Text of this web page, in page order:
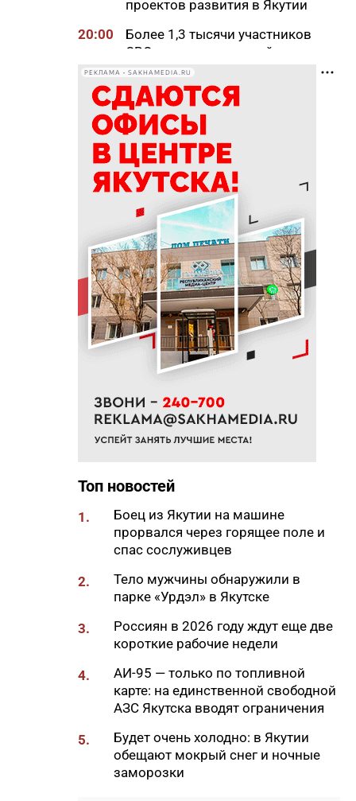
проектов развития в Якутии
20:00
Более 1,3 тысячи участников
СВО и членов их семей
получили земельные участки
в Якутии
19:50
76% якутян заранее
предупреждают работодателя
об увольнении
19:25
Новый аэропорт в Мирном
планируется ввести в
эксплуатацию в 2027 году
19:00
В Якутии работает пилотный
проект «Маршрут заботы» для
пациентов после выписки
18:47
В Якутии стартовал
молодежный Суглан коренных
малочисленных народов
Севера
65% от годового плана сырого
молока
спецтехники в зоне СВО
18:22
В АЗС Южной Якутии ситуация
стабилизируется
игра от якутских
разработчиков
18:01
85-квартирный дом в
Октемцах сдадут в конце
августа
Минздрав Якутии: раннее
выявление гепатита С
позволяет предотвратить
осложнения
В Таттинском районе в село
РЕКЛАМА • SAKHAMEDIA.RU
Топ новостей
1.
Боец из Якутии на машине
прорвался через горящее поле и
спас сослуживцев
2.
Тело мужчины обнаружили в
парке «Урдэл» в Якутске
3.
Россиян в 2026 году ждут еще две
короткие рабочие недели
4.
АИ-95 — только по топливной
карте: на единственной свободной
АЗС Якутска вводят ограничения
5.
Будет очень холодно: в Якутии
обещают мокрый снег и ночные
заморозки